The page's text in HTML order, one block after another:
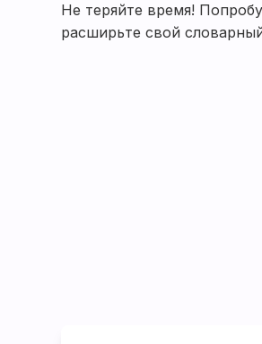
Не теряйте время!
расширьте свой